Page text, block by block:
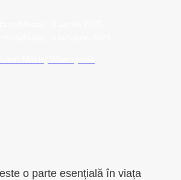
o parte esențială în viața